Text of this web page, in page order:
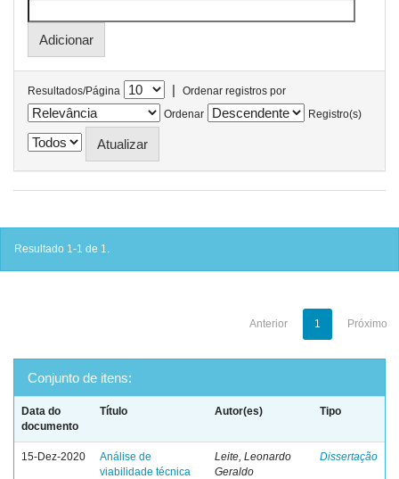
Resultados/Página |
Ordenar registros por
Ordenar
Registro(s)
Resultado 1-1 de 1.
Anterior 1 Próximo
Conjunto de itens:
Data do
documento
Título Autor(es) Tipo
15-Dez-2020
Análise de
viabilidade técnica
Leite, Leonardo
Geraldo
Dissertação